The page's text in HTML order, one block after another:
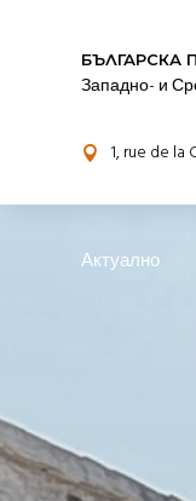
БЪЛГАРСКА
Западно- и
 1, rue de la
Актуално